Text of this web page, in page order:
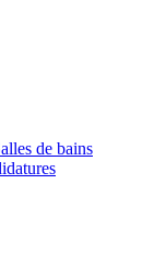
de bains